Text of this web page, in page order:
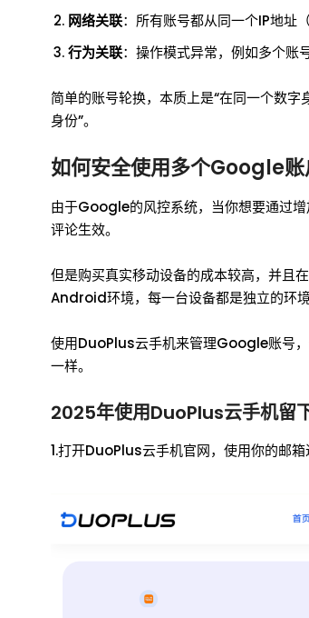
网络关联：所有账号都从同一个IP地址
行为关联：操作模式异常，例如多个账
简单的账号轮换，本质上是“在同一个数
身份”。
如何安全使用多个Google账
由于Google的风控系统，当你想要通过
评论生效。
但是购买真实移动设备的成本较高，并且
Android环境，每一台设备都是独立的环
使用DuoPlus云手机来管理Google账号
一样。
2025年使用DuoPlus云手机留
1.打开DuoPlus云手机官网，使用你的邮